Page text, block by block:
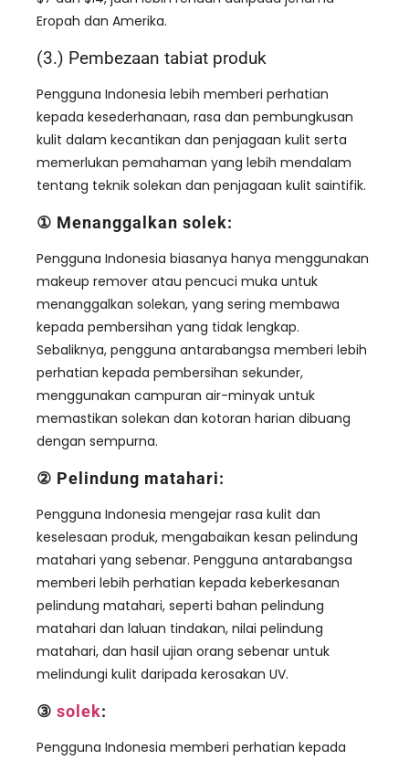
Eropah dan Amerika.
(3.) Pembezaan tabiat produk
Pengguna Indonesia lebih memberi perhatian
kepada kesederhanaan, rasa dan pembungkusan
kulit dalam kecantikan dan penjagaan kulit serta
memerlukan pemahaman yang lebih mendalam
tentang teknik solekan dan penjagaan kulit saintifik.
① Menanggalkan solek:
Pengguna Indonesia biasanya hanya menggunakan
makeup remover atau pencuci muka untuk
menanggalkan solekan, yang sering membawa
kepada pembersihan yang tidak lengkap.
Sebaliknya, pengguna antarabangsa memberi lebih
perhatian kepada pembersihan sekunder,
menggunakan campuran air-minyak untuk
memastikan solekan dan kotoran harian dibuang
dengan sempurna.
② Pelindung matahari:
Pengguna Indonesia mengejar rasa kulit dan
keselesaan produk, mengabaikan kesan pelindung
matahari yang sebenar. Pengguna antarabangsa
memberi lebih perhatian kepada keberkesanan
pelindung matahari, seperti bahan pelindung
matahari dan laluan tindakan, nilai pelindung
matahari, dan hasil ujian orang sebenar untuk
melindungi kulit daripada kerosakan UV.
③ solek:
Pengguna Indonesia memberi perhatian kepada